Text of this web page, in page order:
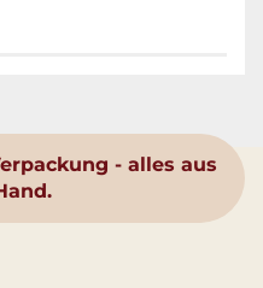
- alles aus